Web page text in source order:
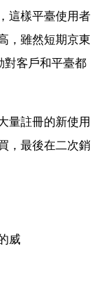
這樣平臺使用者
，雖然短期京東
對客戶和平臺都
量註冊的新使用
，最後在二次銷
威